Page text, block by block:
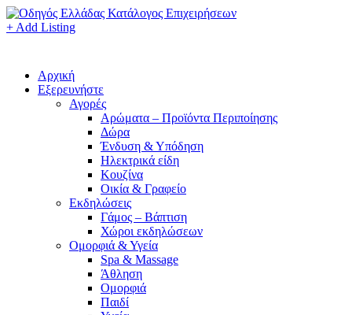
+ Add Listing
Αρχική
Εξερευνήστε
Αγορές
Αρώματα – Προϊόντα Περιποίησης
Δώρα
Ένδυση & Υπόδηση
Ηλεκτρικά είδη
Κουζίνα
Οικία & Γραφείο
Εκδηλώσεις
Γάμος – Βάπτιση
Χώροι εκδηλώσεων
Ομορφιά & Υγεία
Spa & Massage
Άθληση
Ομορφιά
Παιδί